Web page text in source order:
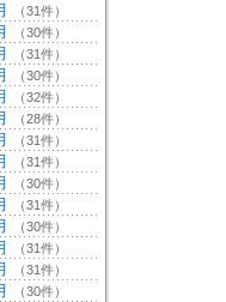
（31件）
（30件）
（31件）
（30件）
（32件）
（28件）
（31件）
（31件）
（30件）
（31件）
（30件）
（31件）
（31件）
（30件）